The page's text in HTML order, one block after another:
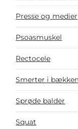
Presse og medier
Psoasmuskel
Rectocele
Smerter i
Sprøde balder
Squat